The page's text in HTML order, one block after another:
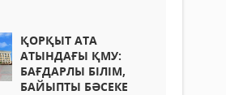
ҚОРҚЫТ АТА
АТЫНДАҒЫ ҚМУ:
БАҒДАРЛЫ БІЛІМ,
БАЙЫПТЫ БӘСЕКЕ